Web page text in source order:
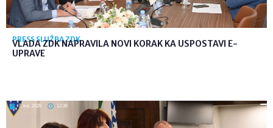
PRESS SLUŽBA ZDK
VLADA ZDK NAPRAVILA NOVI KORAK KA USPOSTAVI E-
UPRAVE
7. kol. 2026 12:36